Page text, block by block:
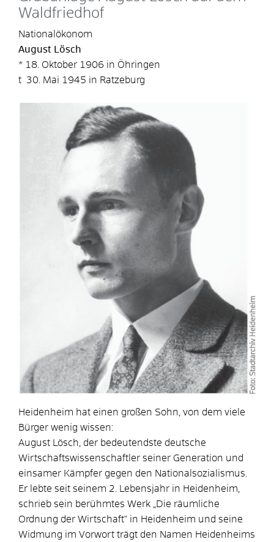
Waldfriedhof
Nationalökonom
August Lösch
* 18. Oktober 1906 in Öhringen
t 30. Mai 1945 in Ratzeburg
Heidenheim hat einen großen Sohn, von dem viele
Bürger wenig wissen:
August Lösch, der bedeutendste deutsche
Wirtschaftswissenschaftler seiner Generation und
einsamer Kämpfer gegen den Nationalsozialismus.
Er lebte seit seinem 2. Lebensjahr in Heidenheim,
schrieb sein berühmtes Werk „Die räumliche
Ordnung der Wirtschaft" in Heidenheim und seine
Widmung im Vorwort trägt den Namen Heidenheims